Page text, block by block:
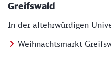
Greifswald
In der altehrwürdigen
Weihnachtsmarkt